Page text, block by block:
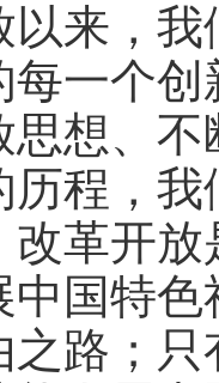
以来，
每一个
思想、
历程，
改革开
中国特
之路；